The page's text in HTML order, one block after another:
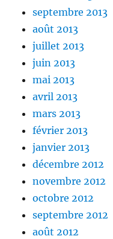
septembre 2013
août 2013
juillet 2013
juin 2013
mai 2013
avril 2013
mars 2013
février 2013
janvier 2013
décembre 2012
novembre 2012
octobre 2012
septembre 2012
août 2012